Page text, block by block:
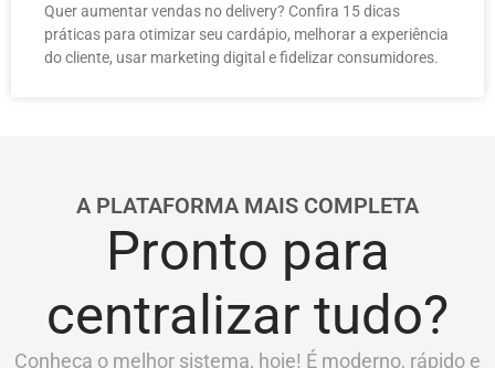
Quer aumentar vendas no delivery? Confira 15 dicas
práticas para otimizar seu cardápio, melhorar a experiência
do cliente, usar marketing digital e fidelizar consumidores.
A PLATAFORMA MAIS COMPLETA
Pronto para
centralizar tudo?
Conheça o melhor sistema, hoje! É moderno, rápido e